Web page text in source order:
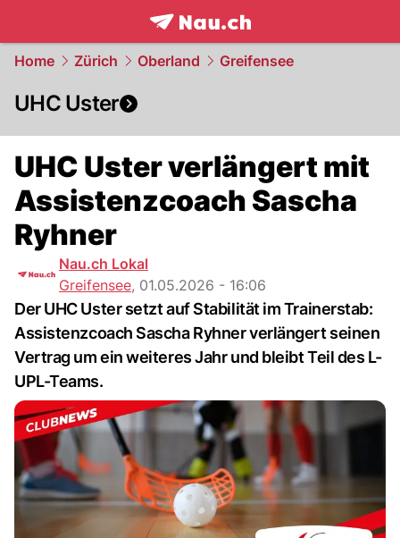
frontpage.NAU.ch
Home Zürich Oberland Greifensee
UHC Uster
UHC Uster verlängert mit
Assistenzcoach Sascha
Ryhner
Nau.ch Lokal
Greifensee, 01.05.2026 - 16:06
Der UHC Uster setzt auf Stabilität im Trainerstab:
Assistenzcoach Sascha Ryhner verlängert seinen
Vertrag um ein weiteres Jahr und bleibt Teil des L-
UPL-Teams.